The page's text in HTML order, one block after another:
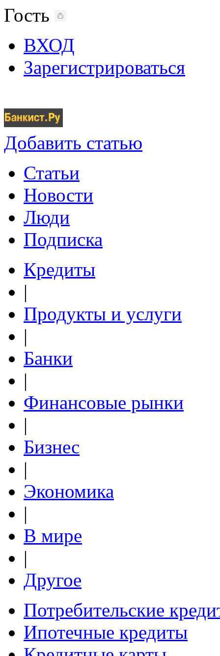
Гость
ВХОД
Зарегистрироваться
Добавить статью
Статьи
Новости
Люди
Подписка
Кредиты
|
Продукты и услуги
|
Банки
|
Финансовые рынки
|
Бизнес
|
Экономика
|
В мире
|
Другое
Потребительские
Ипотечные кредиты